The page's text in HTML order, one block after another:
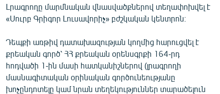
Լրագրողը մարմնական վնասվածքներով տեղափոխվել է
«Սուրբ Գրիգոր Լուսավորիչ» բժշկական կենտրոն։
Դեպքի առթիվ դատախազության կողմից հարուցվել է
քրեական գործ՝ ՀՀ քրեական օրենսգրքի 164-րդ
հոդվածի 1-ին մասի հատկանիշներով (լրագրողի
մասնագիտական օրինական գործունեությանը
խոչընդոտելը կամ նրան տեղեկություններ տարածելուն